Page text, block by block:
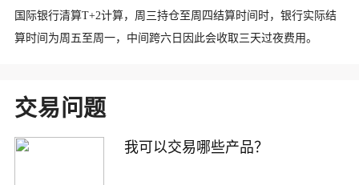
国际银行清算T+2计算，周三持仓至周四结算时间时， 银行实际结
算时间为周五至周一， 中间跨六日因此会收取三天过夜费用。
交易问题
我可以交易哪些产品？